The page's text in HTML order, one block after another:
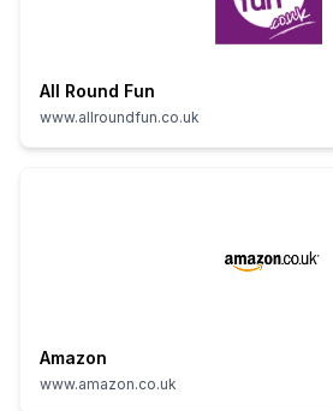
All Round Fun
www.allroundfun.co.uk
Amazon
www.amazon.co.uk